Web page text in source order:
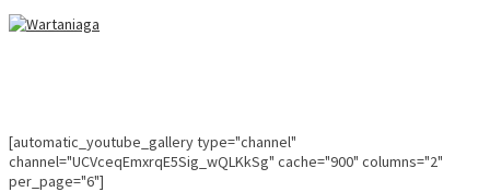
[automatic_youtube_gallery type="channel"
channel="UCVceqEmxrqE5Sig_wQLKkSg" cache="900" columns="2"
per_page="6"]